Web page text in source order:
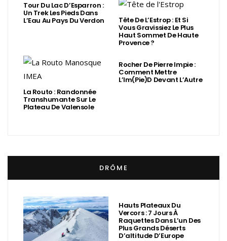
Tour Du Lac D’Esparron :
Un Trek Les Pieds Dans
L’Eau Au Pays Du Verdon Tête De L’Estrop : Et Si
Vous Gravissiez Le Plus
Haut Sommet De Haute
Provence ?
La Routo : Randonnée
Transhumante Sur Le
Plateau De Valensole
Rocher De Pierre Impie :
Comment Mettre
L’Im(Pie)d Devant L’Autre
DRÔME
Hauts Plateaux Du
Vercors : 7 Jours À
Raquettes Dans L’un Des
Plus Grands Déserts
D’altitude D’Europe